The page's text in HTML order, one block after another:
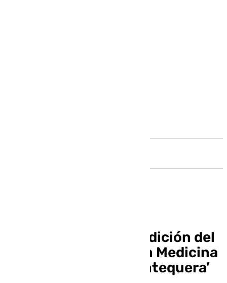
Celebrada la quinta edición del
Aula de Excelencia en Medicina
Interna ‘Ciudad de Antequera’